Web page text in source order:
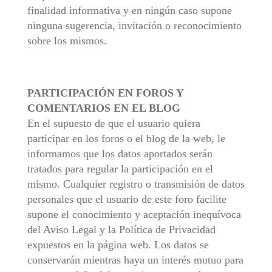
finalidad informativa y en ningún caso supone
ninguna sugerencia, invitación o reconocimiento
sobre los mismos.
PARTICIPACIÓN EN FOROS Y
COMENTARIOS EN EL BLOG
En el supuesto de que el usuario quiera
participar en los foros o el blog de la web, le
informamos que los datos aportados serán
tratados para regular la participación en el
mismo. Cualquier registro o transmisión de datos
personales que el usuario de este foro facilite
supone el conocimiento y aceptación inequívoca
del Aviso Legal y la Política de Privacidad
expuestos en la página web. Los datos se
conservarán mientras haya un interés mutuo para